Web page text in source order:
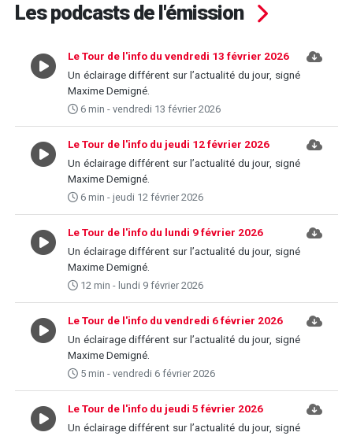
Les podcasts de l'émission
Le Tour de l'info du vendredi 13 février 2026
Un éclairage différent sur l’actualité du jour, signé
Maxime Demigné.
6 min - vendredi 13 février 2026
Le Tour de l'info du jeudi 12 février 2026
Un éclairage différent sur l’actualité du jour, signé
Maxime Demigné.
6 min - jeudi 12 février 2026
Le Tour de l'info du lundi 9 février 2026
Un éclairage différent sur l’actualité du jour, signé
Maxime Demigné.
12 min - lundi 9 février 2026
Le Tour de l'info du vendredi 6 février 2026
Un éclairage différent sur l’actualité du jour, signé
Maxime Demigné.
5 min - vendredi 6 février 2026
Le Tour de l'info du jeudi 5 février 2026
Un éclairage différent sur l’actualité du jour, signé